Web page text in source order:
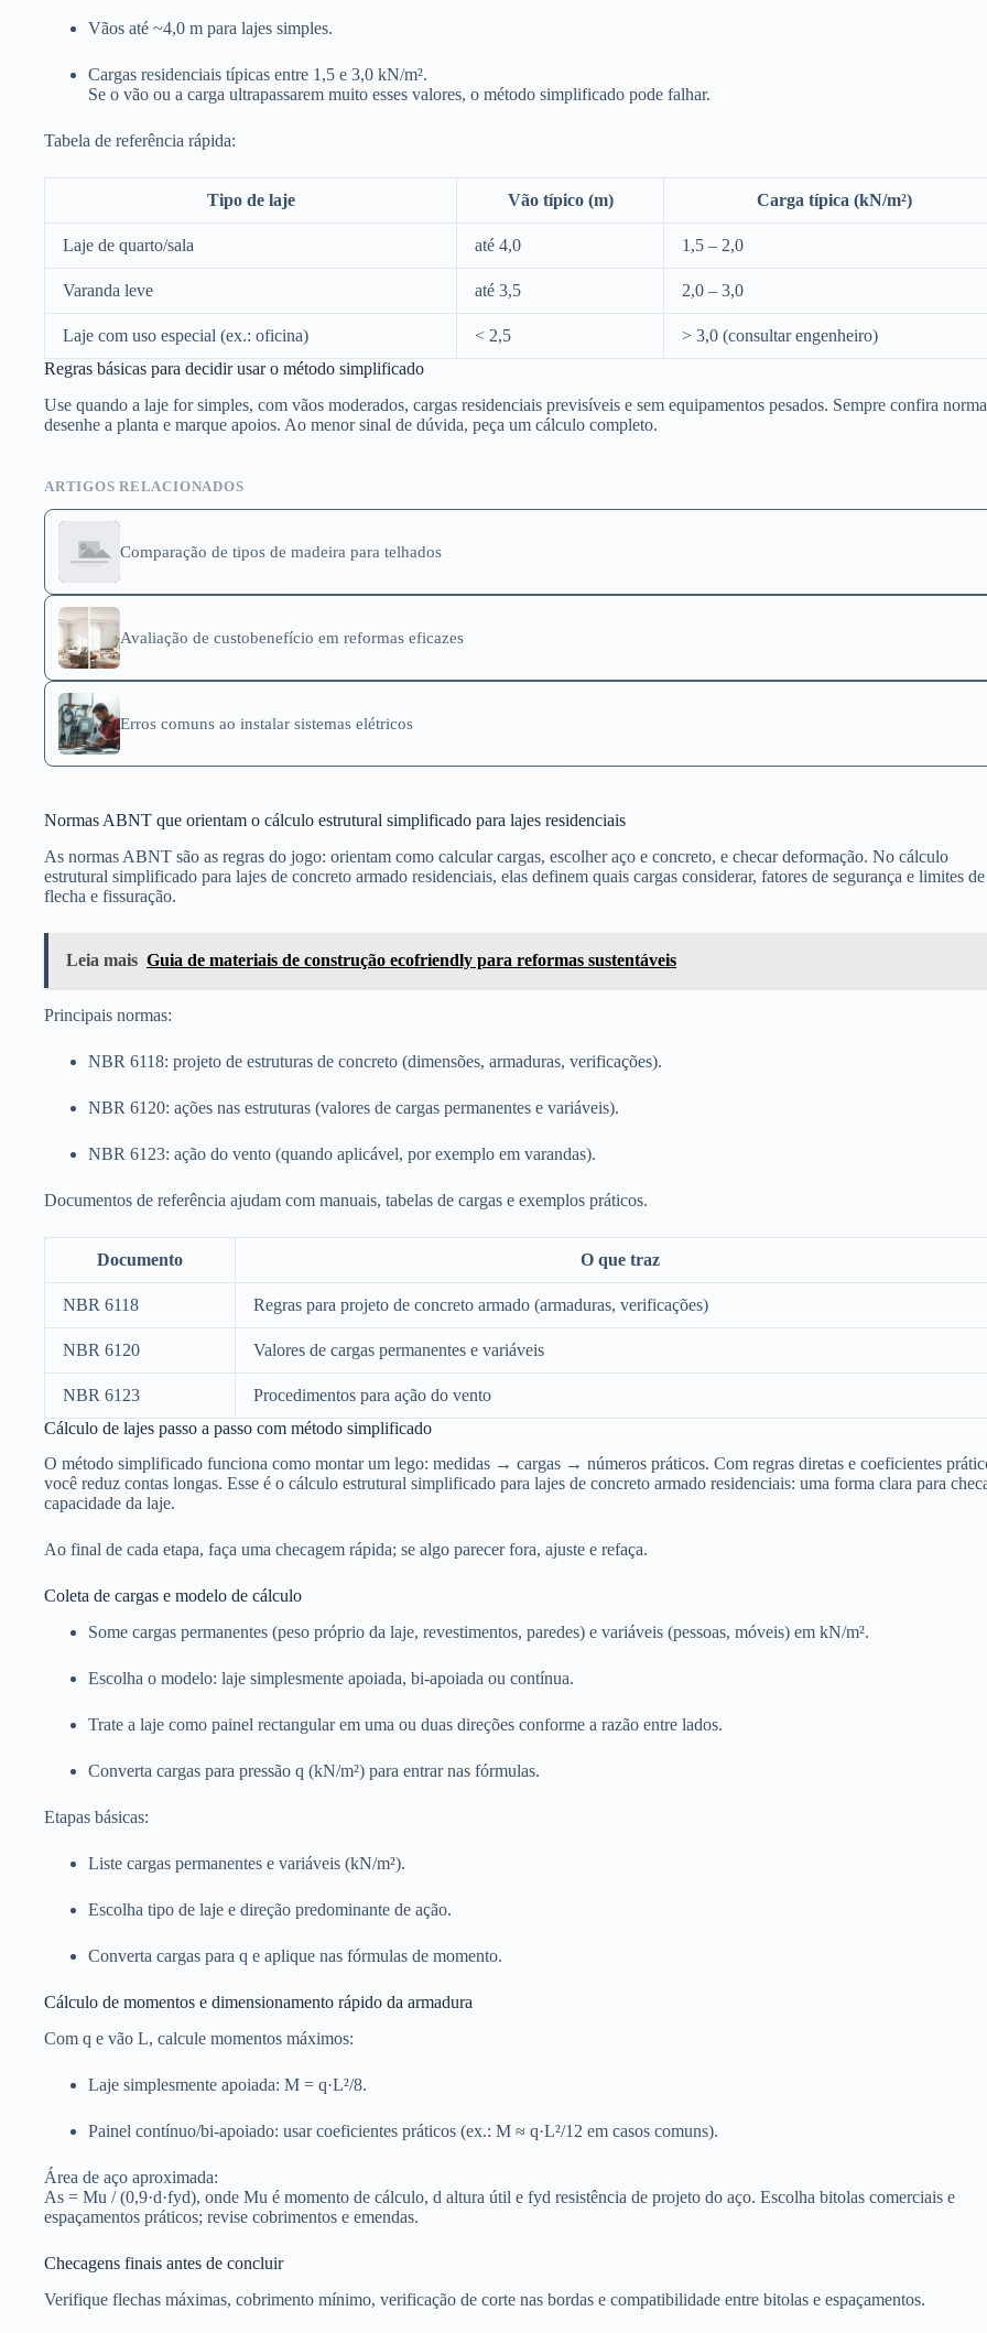
Vãos até ~4,0 m para lajes simples.
Cargas residenciais típicas entre 1,5 e 3,0 kN/m².
Se o vão ou a carga ultrapassarem muito esses valores, o método simplificado pode falhar.
Tabela de referência rápida:
Tipo de laje Vão típico (m) Carga típica (kN/m²)
Laje de quarto/sala até 4,0 1,5 – 2,0
Varanda leve até 3,5 2,0 – 3,0
Laje com uso especial (ex.: oficina) < 2,5
> 3,0 (consultar engenheiro)
Regras básicas para decidir usar o método simplificado
Use quando a laje for simples, com vãos moderados, cargas residenciais previsíveis e sem equipamentos pesados. Sempre confira
desenhe a planta e marque apoios. Ao menor sinal de dúvida, peça um cálculo completo.
ARTIGOS RELACIONADOS
Comparação de tipos de madeira para telhados
Avaliação de custobenefício em reformas eficazes
Erros comuns ao instalar sistemas elétricos
Normas ABNT que orientam o cálculo estrutural simplificado para lajes residenciais
As normas ABNT são as regras do jogo: orientam como calcular cargas, escolher aço e concreto, e checar deformação. No cálculo
estrutural simplificado para lajes de concreto armado residenciais, elas definem quais cargas considerar, fatores de segurança e limites de
flecha e fissuração.
Leia mais Guia de materiais de construção ecofriendly para reformas sustentáveis
Principais normas:
NBR 6118: projeto de estruturas de concreto (dimensões, armaduras, verificações).
NBR 6120: ações nas estruturas (valores de cargas permanentes e variáveis).
NBR 6123: ação do vento (quando aplicável, por exemplo em varandas).
Documentos de referência ajudam com manuais, tabelas de cargas e exemplos práticos.
Documento O que traz
NBR 6118 Regras para projeto de concreto armado (armaduras, verificações)
NBR 6120 Valores de cargas permanentes e variáveis
NBR 6123
Procedimentos para ação do vento
Cálculo de lajes passo a passo com método simplificado
O método simplificado funciona como montar um lego: medidas → cargas → números práticos. Com regras diretas e coeficientes
você reduz contas longas. Esse é o cálculo estrutural simplificado para lajes de concreto armado residenciais: uma forma clara para
capacidade da laje.
Ao final de cada etapa, faça uma checagem rápida; se algo parecer fora, ajuste e refaça.
Coleta de cargas e modelo de cálculo
Some cargas permanentes (peso próprio da laje, revestimentos, paredes) e variáveis (pessoas, móveis) em kN/m².
Escolha o modelo: laje simplesmente apoiada, bi-apoiada ou contínua.
Trate a laje como painel rectangular em uma ou duas direções conforme a razão entre lados.
Converta cargas para pressão q (kN/m²) para entrar nas fórmulas.
Etapas básicas:
Liste cargas permanentes e variáveis (kN/m²).
Escolha tipo de laje e direção predominante de ação.
Converta cargas para q e aplique nas fórmulas de momento.
Cálculo de momentos e dimensionamento rápido da armadura
Com q e vão L, calcule momentos máximos:
Laje simplesmente apoiada: M = q·L²/8.
Painel contínuo/bi-apoiado: usar coeficientes práticos (ex.: M ≈ q·L²/12 em casos comuns).
Área de aço aproximada:
As = Mu / (0,9·d·fyd), onde Mu é momento de cálculo, d altura útil e fyd resistência de projeto do aço. Escolha bitolas comerciais e
espaçamentos práticos; revise cobrimentos e emendas.
Checagens finais antes de concluir
Verifique flechas máximas, cobrimento mínimo, verificação de corte nas bordas e compatibilidade entre bitolas e espaçamentos.